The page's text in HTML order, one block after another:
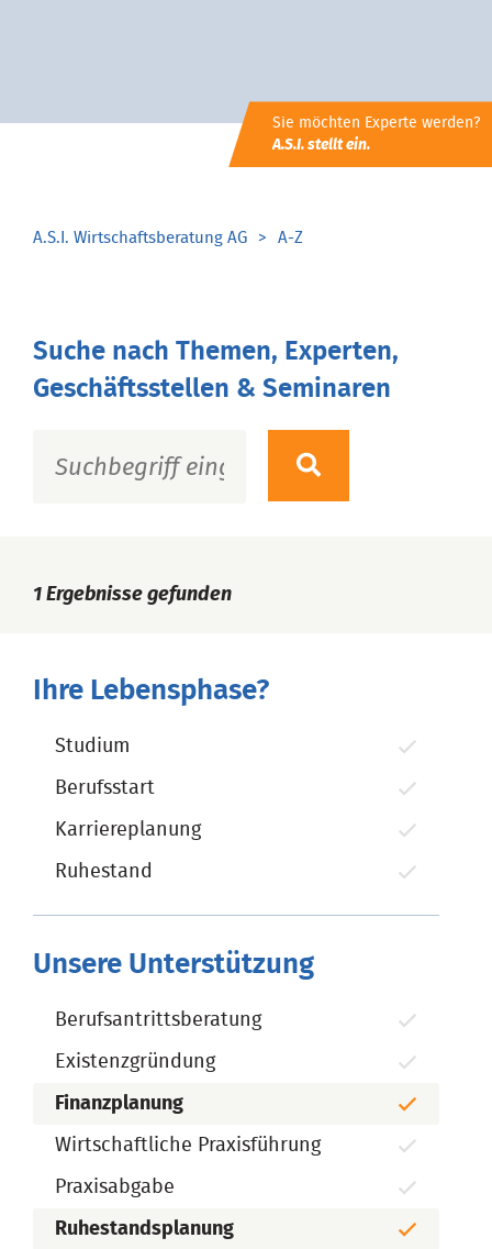
Sie möchten Experte werden?
A.S.I. stellt ein.
A.S.I. Wirtschaftsberatung AG A-Z
Suche nach Themen, Experten,
Geschäftsstellen & Seminaren
1 Ergebnisse gefunden
Ihre Lebensphase?
Studium
Berufsstart
Karriereplanung
Ruhestand
Unsere Unterstützung
Berufsantrittsberatung
Existenzgründung
Finanzplanung
Wirtschaftliche Praxisführung
Praxisabgabe
Ruhestandsplanung